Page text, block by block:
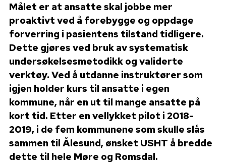
Målet er at ansatte skal jobbe mer
proaktivt ved å forebygge og oppdage
forverring i pasientens tilstand tidligere.
Dette gjøres ved bruk av systematisk
undersøkelsesmetodikk og validerte
verktøy. Ved å utdanne instruktører som
igjen holder kurs til ansatte i egen
kommune, når en ut til mange ansatte på
kort tid. Etter en vellykket pilot i 2018-
2019, i de fem kommunene som skulle slås
sammen til Ålesund, ønsket USHT å bredde
dette til hele Møre og Romsdal.